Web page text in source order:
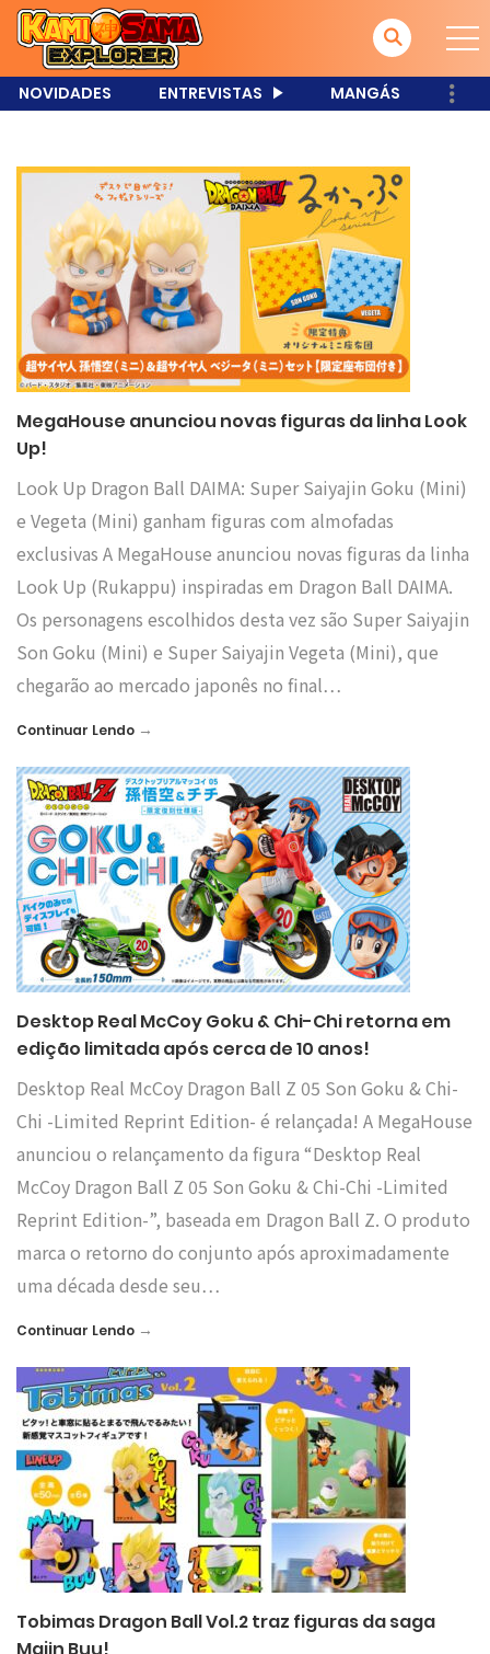
NOVIDADES ENTREVISTAS MANGÁS
MegaHouse anunciou novas figuras da linha Look
Up!
Look Up Dragon Ball DAIMA: Super Saiyajin Goku (Mini)
e Vegeta (Mini) ganham figuras com almofadas
exclusivas A MegaHouse anunciou novas figuras da linha
Look Up (Rukappu) inspiradas em Dragon Ball DAIMA.
Os personagens escolhidos desta vez são Super Saiyajin
Son Goku (Mini) e Super Saiyajin Vegeta (Mini), que
chegarão ao mercado japonês no final…
Continuar Lendo →
Desktop Real McCoy Goku & Chi-Chi retorna em
edição limitada após cerca de 10 anos!
Desktop Real McCoy Dragon Ball Z 05 Son Goku & Chi-
Chi -Limited Reprint Edition- é relançada! A MegaHouse
anunciou o relançamento da figura “Desktop Real
McCoy Dragon Ball Z 05 Son Goku & Chi-Chi -Limited
Reprint Edition-”, baseada em Dragon Ball Z. O produto
marca o retorno do conjunto após aproximadamente
uma década desde seu…
Continuar Lendo →
Tobimas Dragon Ball Vol.2 traz figuras da saga